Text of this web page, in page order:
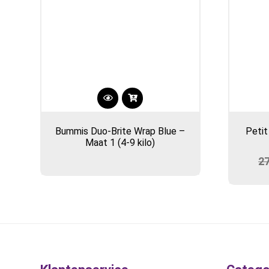
Bummis Duo-Brite Wrap Blue –
Maat 1 (4-9 kilo)
Petit